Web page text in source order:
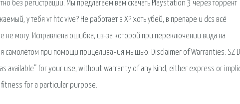
без регистрации. Мы предлагаем вам скачать Playstation 3 через торрент
у тебя vr htc vive? Не работает в ХР хоть убей, в препаре и dcs всё
не могу. Исправлена ошибка, из-за которой при переключении вида на
самолётом при помощи прицеливания мышью. Disclaimer of Warranties: SZ
available” for your use, without warranty of any kind, either express or
for a particular purpose.